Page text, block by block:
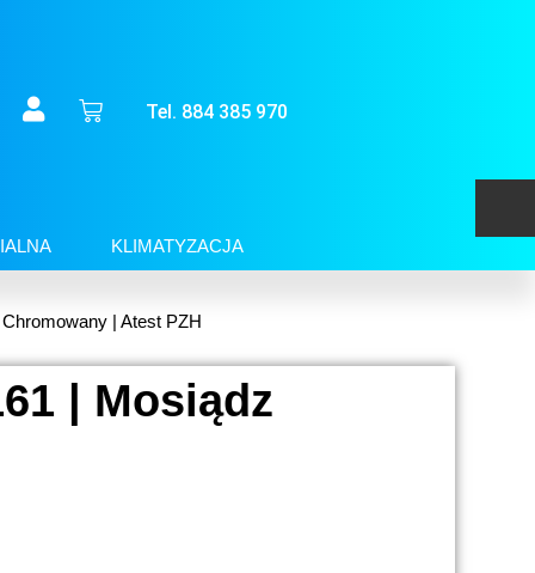
Tel. 884 385 970
KLIMATYZACJA
| Atest PZH
| Mosiądz